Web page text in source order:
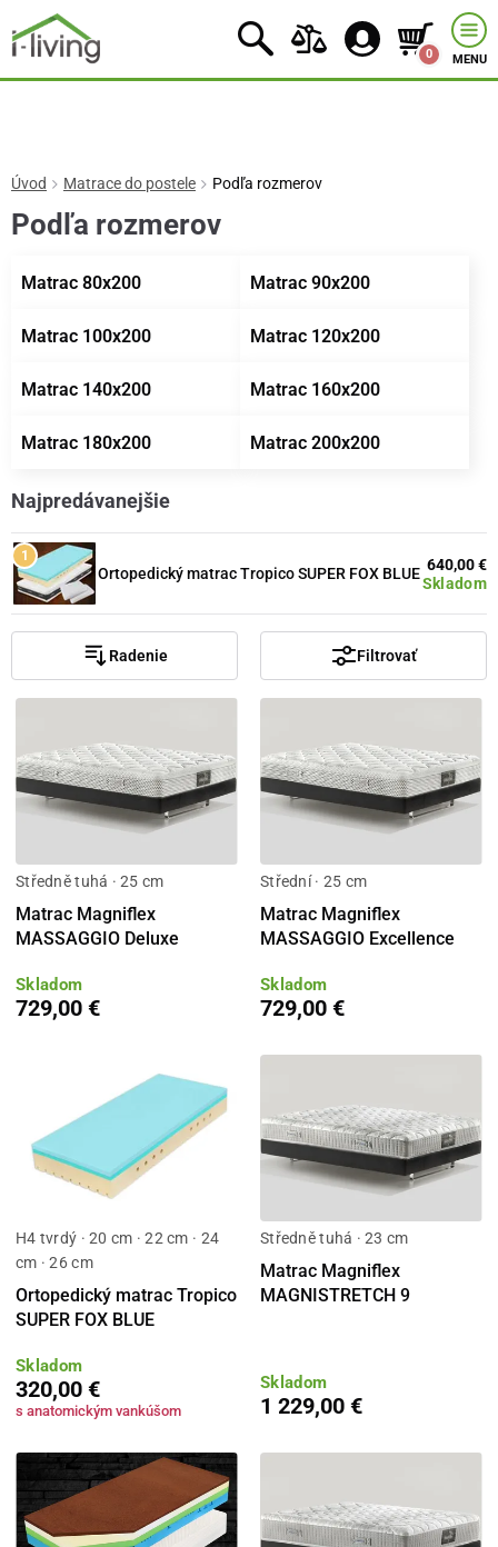
0 MENU
Úvod Matrace do postele Podľa rozmerov
Podľa rozmerov
Matrac 80x200 Matrac 90x200
Matrac 100x200 Matrac 120x200
Matrac 140x200 Matrac 160x200
Matrac 180x200 Matrac 200x200
Najpredávanejšie
Ortopedický matrac Tropico SUPER FOX BLUE
Skladom
640,00 €
Radenie Filtrovať
Středně tuhá · 25 cm
Matrac Magniflex
MASSAGGIO Deluxe
Skladom
729,00 €
Střední · 25 cm
Matrac Magniflex
MASSAGGIO Excellence
Skladom
729,00 €
H4 tvrdý · 20 cm · 22 cm · 24
cm · 26 cm
Ortopedický matrac Tropico
SUPER FOX BLUE
Skladom
320,00 €
s anatomickým vankúšom
Středně tuhá · 23 cm
Matrac Magniflex
MAGNISTRETCH 9
Skladom
1 229,00 €